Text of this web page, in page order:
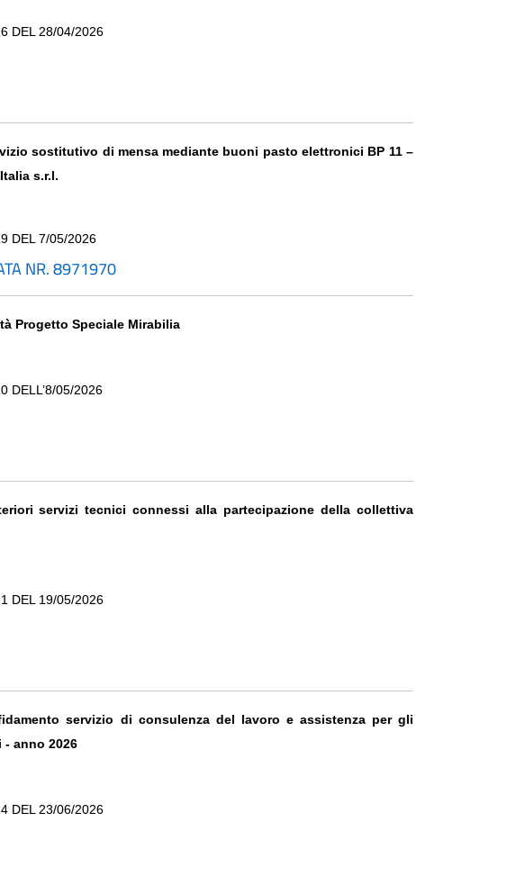
DEL 28/04/2026
sostitutivo di mensa mediante buoni pasto elettronici BP 11 –
s.r.l.
DEL 7/05/2026
NR. 8971970
Progetto Speciale Mirabilia
DELL’8/05/2026
servizi tecnici connessi alla partecipazione della collettiva
DEL 19/05/2026
servizio di consulenza del lavoro e assistenza per gli
anno 2026
DEL 23/06/2026